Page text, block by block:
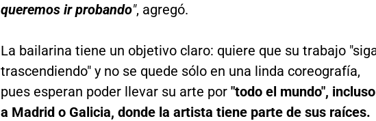
queremos ir probando", agregó.
La bailarina tiene un objetivo claro: quiere que su trabajo
trascendiendo" y no se quede sólo en una linda coreografía,
pues esperan poder llevar su arte por"todo el mundo", incluso
a Madrid o Galicia, donde la artista tiene parte de sus raíces.